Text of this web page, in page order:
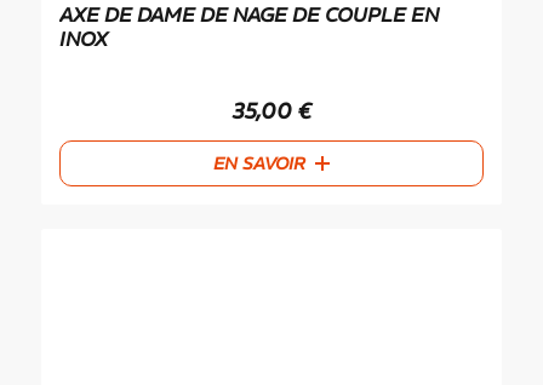
EN SAVOIR
AXE DE DAME DE NAGE DE COUPLE EN
INOX
35,00 €